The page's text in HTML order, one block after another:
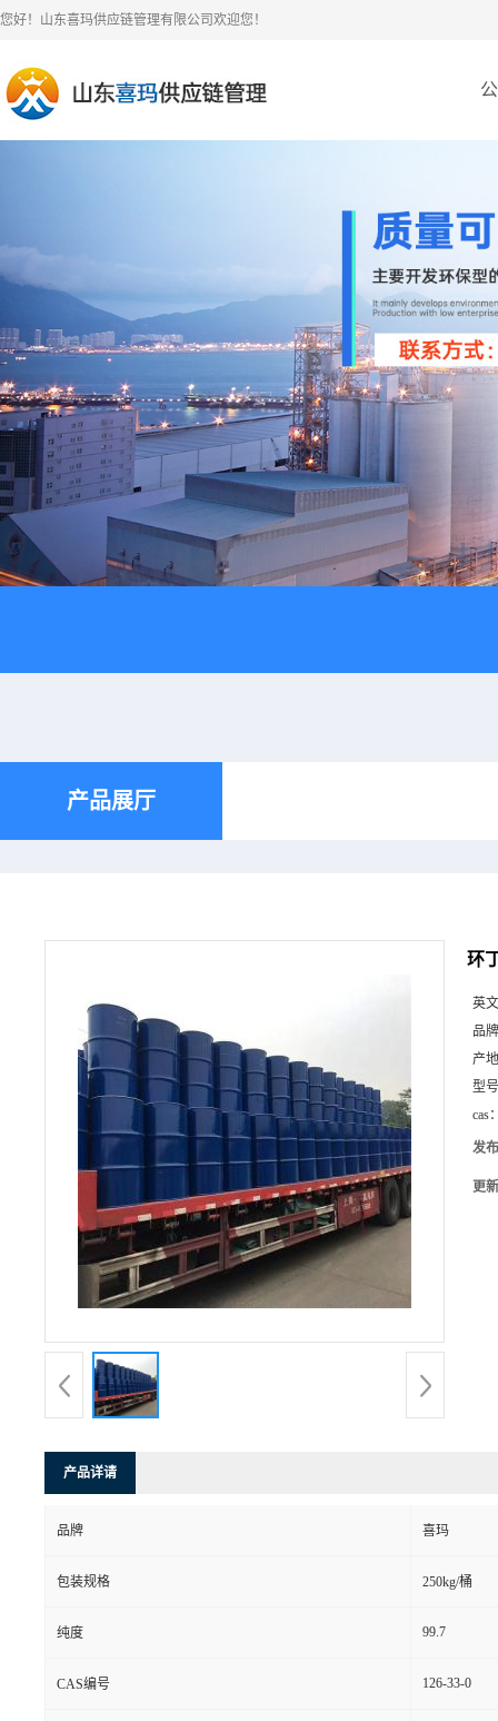
您好！山东喜玛供应链管理有限公司欢迎您！
产品展厅
环
英
品
产
型
cas
发
更
产品详请
品牌 喜玛
包装规格 250kg/桶
纯度 99.7
CAS编号 126-33-0